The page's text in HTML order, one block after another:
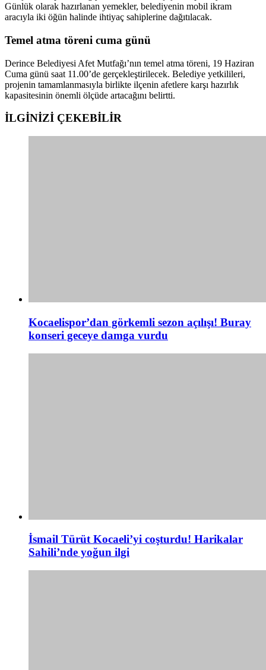
Günlük olarak hazırlanan yemekler, belediyenin mobil ikram
aracıyla iki öğün halinde ihtiyaç sahiplerine dağıtılacak.
Temel atma töreni cuma günü
Derince Belediyesi Afet Mutfağı’nın temel atma töreni, 19 Haziran
Cuma günü saat 11.00’de gerçekleştirilecek. Belediye yetkilileri,
projenin tamamlanmasıyla birlikte ilçenin afetlere karşı hazırlık
kapasitesinin önemli ölçüde artacağını belirtti.
İLGİNİZİ ÇEKEBİLİR
Kocaelispor’dan görkemli sezon açılışı! Buray
konseri geceye damga vurdu
İsmail Türüt Kocaeli’yi coşturdu! Harikalar
Sahili’nde yoğun ilgi